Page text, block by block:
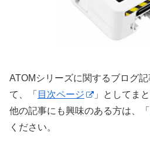
ATOMシリーズに関するブログ
て、「 目次ページ
」としてま
他の記事にも興味のある方は、「
ください。